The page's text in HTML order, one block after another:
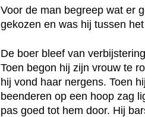
Voor de man begreep wat er
gekozen en was hij tussen
De boer bleef van
Toen begon hij zijn vrouw te
hij vond haar nergens. Toen
beenderen op een hoop zag
pas goed tot hem door. Hij